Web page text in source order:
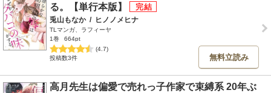
る。【単行本版】
兎山もなか / ヒノノメヒナ
TLマンガ、ラフィーヤ
1巻
664pt
(4.7)
投稿数3件
無料立読み
高月先生は偏愛で売れっ子作家で束縛系 20年ぶ